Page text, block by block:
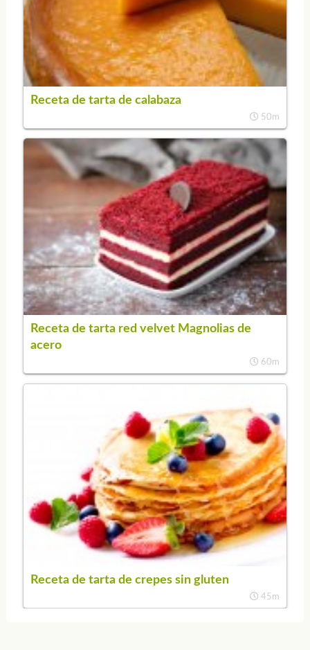
Receta de tarta de calabaza
50m
Receta de tarta red velvet Magnolias de
acero
60m
Receta de tarta de crepes sin gluten
45m